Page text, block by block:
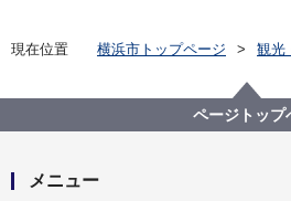
現在位置 横浜市トップページ
観光
ページトップ
メニュー